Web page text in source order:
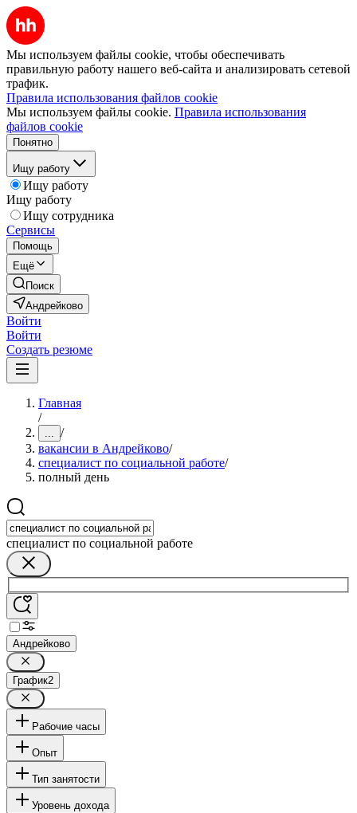
Мы используем файлы cookie, чтобы обеспечивать
правильную работу нашего веб-сайта и анализировать сетевой
трафик.
Правила использования файлов cookie
Мы используем файлы cookie. Правила использования
файлов cookie
Понятно
Ищу работу
Ищу работу
Ищу работу
Ищу сотрудника
Сервисы
Помощь
Ещё
Поиск
Андрейково
Войти
Войти
Создать резюме
Главная
/
... /
вакансии в Андрейково/
специалист по социальной работе/
полный день
специалист по социальной работе
Андрейково
График2
Рабочие часы
Опыт
Тип занятости
Уровень дохода